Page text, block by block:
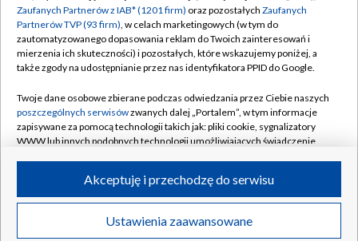
Emisja w TVP
Centrum informacji TVP
Naziemna Telewizja Cyfrowa
Rada Programowa
System NOS
Informacje o nadawcy
Program dla prasy
Ogłoszenie przetargowe
Polityka prywatności
Moje zgody
Pomoc
Kontakt
Kanały
©2026 Telewizja Polska S.A. w likwidacji
Zaufanych Partnerów z IAB* (1201 firm) oraz pozostałych Zaufanych
Partnerów TVP (93 firm), w celach marketingowych (w tym do
zautomatyzowanego dopasowania reklam do Twoich zainteresowań i
mierzenia ich skuteczności) i pozostałych, które wskazujemy poniżej, a
także zgody na udostępnianie przez nas identyfikatora PPID do Google.
Twoje dane osobowe zbierane podczas odwiedzania przez Ciebie naszych
poszczególnych serwisówzwanych dalej „Portalem”, w tym informacje
zapisywane za pomocą technologii takich jak: pliki cookie, sygnalizatory
WWW lub innych podobnych technologii umożliwiających świadczenie
ruchu w Internecie.
Twoje dane osobowe zbierane podczas odwiedzania przez Ciebie
poszczególnych serwisówna Portalu, takie jak adresy IP, identyfikatory
Ustawienia zaawansowane
Akceptuję i przechodzę do serwisu